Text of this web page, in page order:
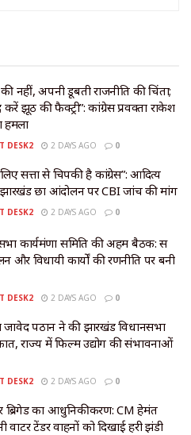
की नहीं, अपनी डूबती राजनीति की चिंता;
झूठ की फैक्ट्री”: कांग्रेस प्रवक्ता राकेश
हमला
DESK2 2 DAYS AGO 0
सत्ता से चिपकी है कांग्रेस”: आदित्य
छात्र आंदोलन पर CBI जांच की मांग
DESK2 2 DAYS AGO 0
कार्यमंत्रणा समिति की अहम बैठक: सत्र
विधायी कार्यों की रणनीति पर बनी
DESK2 2 DAYS AGO 0
पठान ने की झारखंड विधानसभा
राज्य में फिल्म उद्योग की संभावनाओं
DESK2 2 DAYS AGO 0
ब्रिगेड का आधुनिकीकरण: CM हेमंत
वाटर टेंडर वाहनों को दिखाई हरी झंडी